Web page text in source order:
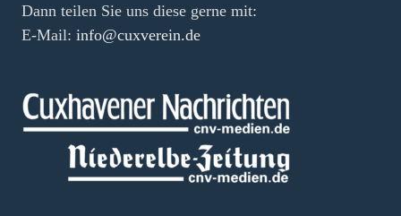
Dann teilen Sie uns diese gerne mit:
E-Mail: info@cuxverein.de